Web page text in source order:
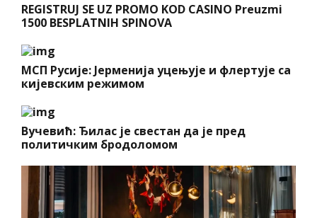
REGISTRUJ SE UZ PROMO KOD CASINO Preuzmi
1500 BESPLATNIH SPINOVA
МСП Русије: Јерменија уцењује и флертује са
кијевским режимом
Вучевић: Ђилас је свестан да је пред
политичким бродоломом